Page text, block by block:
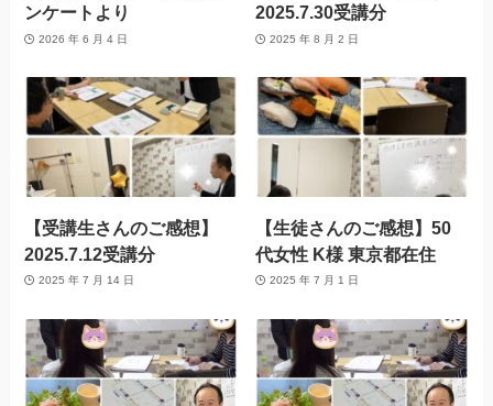
ンケートより
2026 年 6 月 4 日
2025.7.30受講分
2025 年 8 月 2 日
【受講生さんのご感想】
2025.7.12受講分
2025 年 7 月 14 日
【生徒さんのご感想】50
代女性 K様 東京都在住
2025 年 7 月 1 日